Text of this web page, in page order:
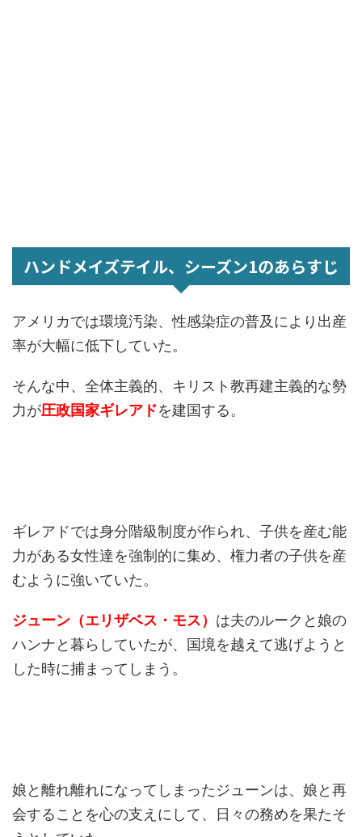
ハンドメイズテイル、シーズン1のあらすじ
アメリカでは環境汚染、性感染症の普及により出産
率が大幅に低下していた。
そんな中、全体主義的、キリスト教再建主義的な勢
力が圧政国家ギレアドを建国する。
ギレアドでは身分階級制度が作られ、子供を産む能
力がある女性達を強制的に集め、権力者の子供を産
むように強いていた。
ジューン（エリザベス・モス） は夫のルークと娘の
ハンナと暮らしていたが、国境を越えて逃げようと
した時に捕まってしまう。
娘と離れ離れになってしまったジューンは、娘と再
会することを心の支えにして、日々の務めを果たそ